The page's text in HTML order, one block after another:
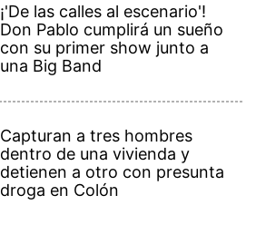
¡'De las calles al escenario'!
Don Pablo cumplirá un sueño
con su primer show junto a
una Big Band
Capturan a tres hombres
dentro de una vivienda y
detienen a otro con presunta
droga en Colón